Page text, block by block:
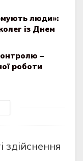
люди»:
із Днем
–
роботи
здійснення